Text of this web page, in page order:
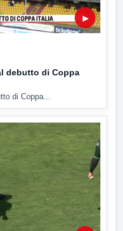
▶
debutto di Coppa
di Coppa...